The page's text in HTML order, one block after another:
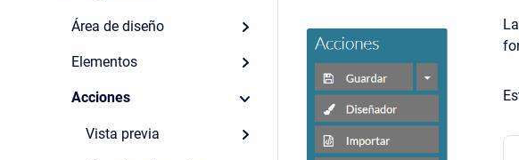
Área de diseño
Elementos
Acciones
Vista previa